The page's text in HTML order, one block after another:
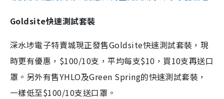
Goldsite快速測試套裝
深水埗電子特賣城現正發售Goldsite快速測試套裝，現
時更有優惠，$100/10支，平均每支$10，買10支再送口
罩。另外有售YHLO及Green Spring的快速測試套裝，
一樣低至$100/10支送口罩。